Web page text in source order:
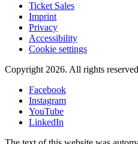
Ticket Sales
Imprint
Privacy
Accessibility
Cookie settings
Copyright 2026. All rights
Facebook
Instagram
YouTube
LinkedIn